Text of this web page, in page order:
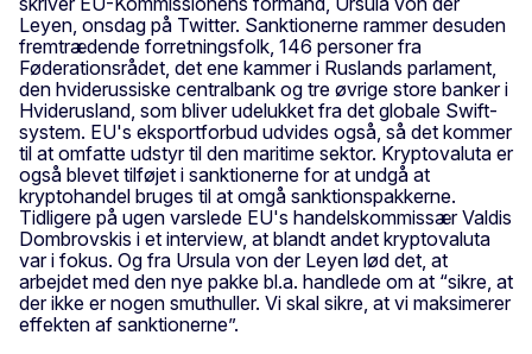
Leyen, onsdag på Twitter. Sanktionerne rammer desuden
fremtrædende forretningsfolk, 146 personer fra
Føderationsrådet, det ene kammer i Ruslands parlament,
den hviderussiske centralbank og tre øvrige store banker i
Hviderusland, som bliver udelukket fra det globale Swift-
system. EU's eksportforbud udvides også, så det kommer
til at omfatte udstyr til den maritime sektor. Kryptovaluta er
også blevet tilføjet i sanktionerne for at undgå at
kryptohandel bruges til at omgå sanktionspakkerne.
Tidligere på ugen varslede EU's handelskommissær Valdis
Dombrovskis i et interview, at blandt andet kryptovaluta
var i fokus. Og fra Ursula von der Leyen lød det, at
arbejdet med den nye pakke bl.a. handlede om at “sikre, at
der ikke er nogen smuthuller. Vi skal sikre, at vi maksimerer
effekten af sanktionerne”.